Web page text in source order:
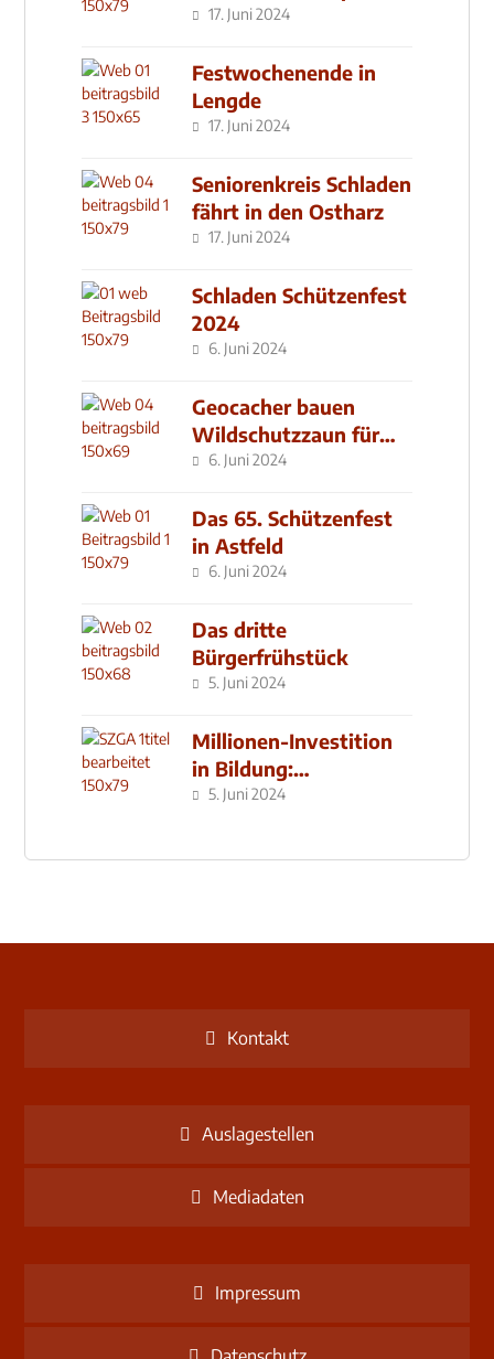
Klinik
17. Juni 2024
Festwochenende in
Lengde
17. Juni 2024
Seniorenkreis Schladen
fährt in den Ostharz
17. Juni 2024
Schladen Schützenfest
2024
6. Juni 2024
Geocacher bauen
Wildschutzzaun für
den MachMit! Wald
6. Juni 2024
Das 65. Schützenfest
in Astfeld
6. Juni 2024
Das dritte
Bürgerfrühstück
5. Juni 2024
Millionen-Investition
in Bildung:
Schulzentrum-Neubau
5. Juni 2024
Kontakt
Auslagestellen
Mediadaten
Impressum